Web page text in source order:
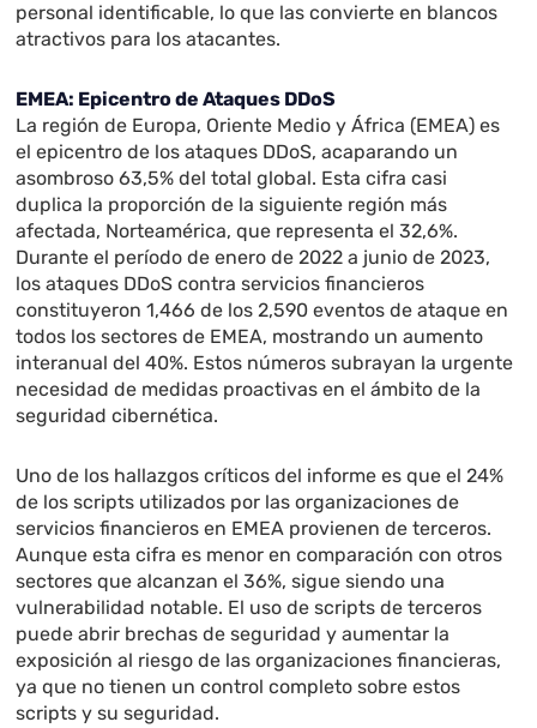
personal identificable, lo que las convierte en blancos
atractivos para los atacantes.
EMEA: Epicentro de Ataques DDoS
La región de Europa, Oriente Medio y África (EMEA) es
el epicentro de los ataques DDoS, acaparando un
asombroso 63,5% del total global. Esta cifra casi
duplica la proporción de la siguiente región más
afectada, Norteamérica, que representa el 32,6%.
Durante el período de enero de 2022 a junio de 2023,
los ataques DDoS contra servicios financieros
constituyeron 1,466 de los 2,590 eventos de ataque en
todos los sectores de EMEA, mostrando un aumento
interanual del 40%. Estos números subrayan la urgente
necesidad de medidas proactivas en el ámbito de la
seguridad cibernética.
Uno de los hallazgos críticos del informe es que el 24%
de los scripts utilizados por las organizaciones de
servicios financieros en EMEA provienen de terceros.
Aunque esta cifra es menor en comparación con otros
sectores que alcanzan el 36%, sigue siendo una
vulnerabilidad notable. El uso de scripts de terceros
puede abrir brechas de seguridad y aumentar la
exposición al riesgo de las organizaciones financieras,
ya que no tienen un control completo sobre estos
scripts y su seguridad.